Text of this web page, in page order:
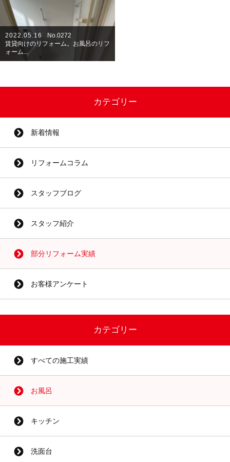
2022.05.16
No.0272
賃貸向けのリフォーム。お風呂のリフ
ォーム...
カテゴリー
新着情報
リフォームコラム
スタッフブログ
スタッフ紹介
部分リフォーム実績
お客様アンケート
カテゴリー
すべての施工実績
お風呂
キッチン
洗面台